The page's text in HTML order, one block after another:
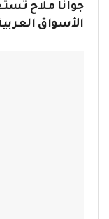
جوانا ملاح
الأسواق